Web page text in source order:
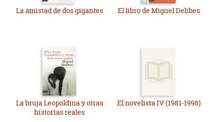
La amistad de dos gigantes El libro de Miguel Delibes
La bruja Leopoldina y otras
historias reales
El novelista IV (1981-1998)